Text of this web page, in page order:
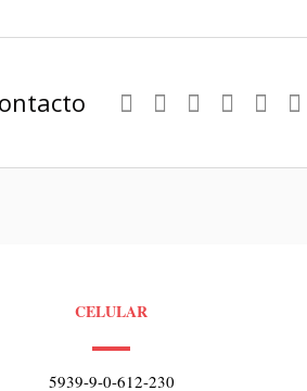
CELULAR
5939-9-0-612-230